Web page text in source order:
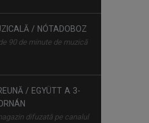
/ NÓTADOBOZ
90 de minute de muzică
/ EGYÜTT A 3-
difuzată pe canalul